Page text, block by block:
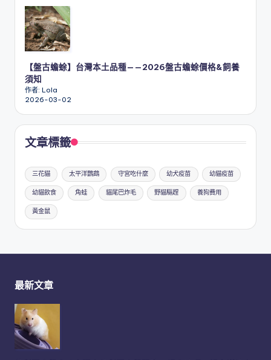
【盤古蟾蜍】台灣本土品種——2026盤古蟾蜍價格&飼養
須知
作者: Lola
2026-03-02
文章標籤
三花貓 太平洋鸚鵡 守宮吃什麼 幼犬疫苗 幼貓疫苗
幼貓飲食 角蛙 貓尾巴炸毛 野貓驅趕 養狗費用
黃金鼠
最新文章